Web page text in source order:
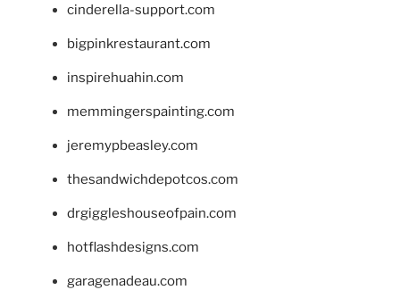
cinderella-support.com
bigpinkrestaurant.com
inspirehuahin.com
memmingerspainting.com
jeremypbeasley.com
thesandwichdepotcos.com
drgiggleshouseofpain.com
hotflashdesigns.com
garagenadeau.com